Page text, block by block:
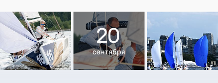
20
сентября